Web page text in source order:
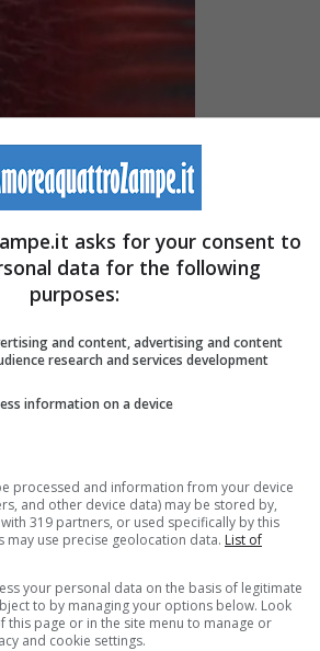
Video-Instagram-
del Norte
robot subacqueo in grado di
quel momento sconosciute: la più
le creste di Nazca e Salas y
di vita e nuovi ecosistemi fino a
asks for your consent to
data for the following
purposes:
and content, advertising and content
research and services development
information on a device
processed and information from your device
and other device data) may be stored by,
319 partners, or used specifically by this
may use precise geolocation data. List of
your personal data on the basis of legitimate
to by managing your options below. Look
page or in the site menu to manage or
and cookie settings.